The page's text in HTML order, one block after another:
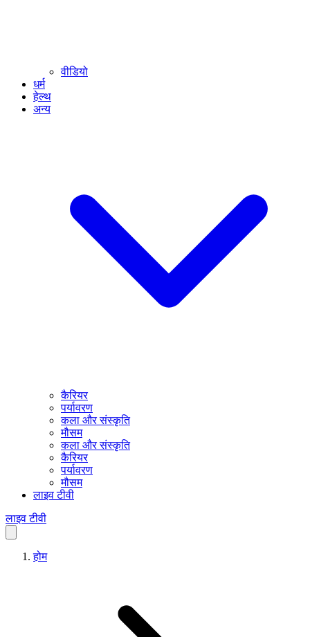
वीडियो
धर्म
हेल्थ
अन्य
कैरियर
पर्यावरण
कला और संस्कृति
मौसम
कला और संस्कृति
कैरियर
पर्यावरण
मौसम
लाइव टीवी
लाइव टीवी
होम